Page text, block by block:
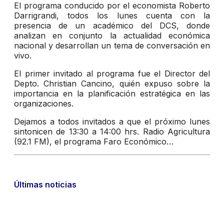
El programa conducido por el economista Roberto
Darrigrandi, todos los lunes cuenta con la
presencia de un académico del DCS, donde
analizan en conjunto la actualidad económica
nacional y desarrollan un tema de conversación en
vivo.
El primer invitado al programa fue el Director del
Depto. Christian Cancino, quién expuso sobre la
importancia en la planificación estratégica en las
organizaciones.
Dejamos a todos invitados a que el próximo lunes
sintonicen de 13:30 a 14:00 hrs. Radio Agricultura
(92.1 FM), el programa Faro Económico…
Últimas noticias